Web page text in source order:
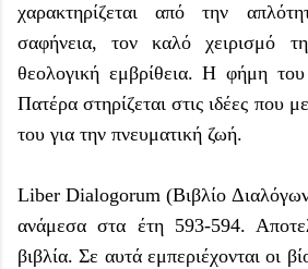
χαρακτηρίζεται από την
σαφήνεια, τον καλό χειρισμό
θεολογική εμβρίθεια. Η φήμη
Πατέρα στηρίζεται στις ιδέες που
του για την πνευματική ζωή.
Liber Dialogorum (Βιβλίο
ανάμεσα στα έτη 593-594.
βιβλία. Σε αυτά εμπεριέχονται οι